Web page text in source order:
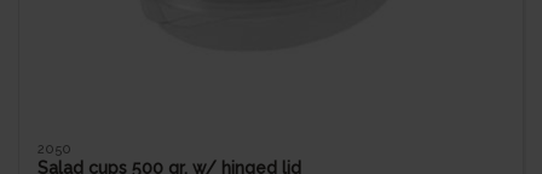
2050
Salad cups 500 gr. w/ hinged lid